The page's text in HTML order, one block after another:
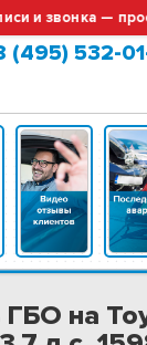
звонка — просто
Москва (сменить
(495) 532-
ГБО на